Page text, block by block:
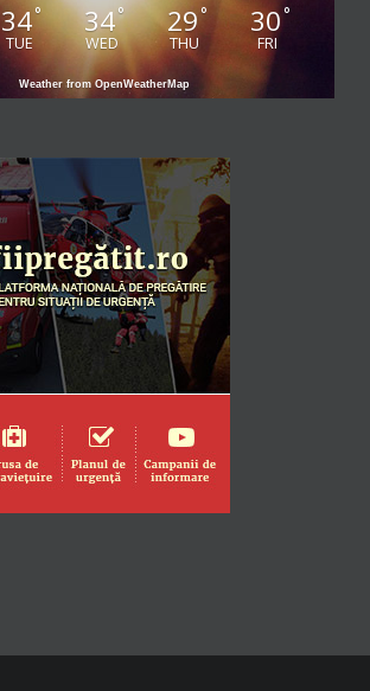
34°
TUE
34°
WED
29°
THU
30°
FRI
Weather from OpenWeatherMap